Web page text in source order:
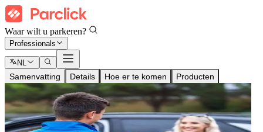
Waar wilt u parkeren?
Professionals
NL
Samenvatting Details Hoe er te komen Producten